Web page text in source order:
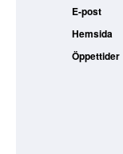
E-post
Hemsida
Öppettider